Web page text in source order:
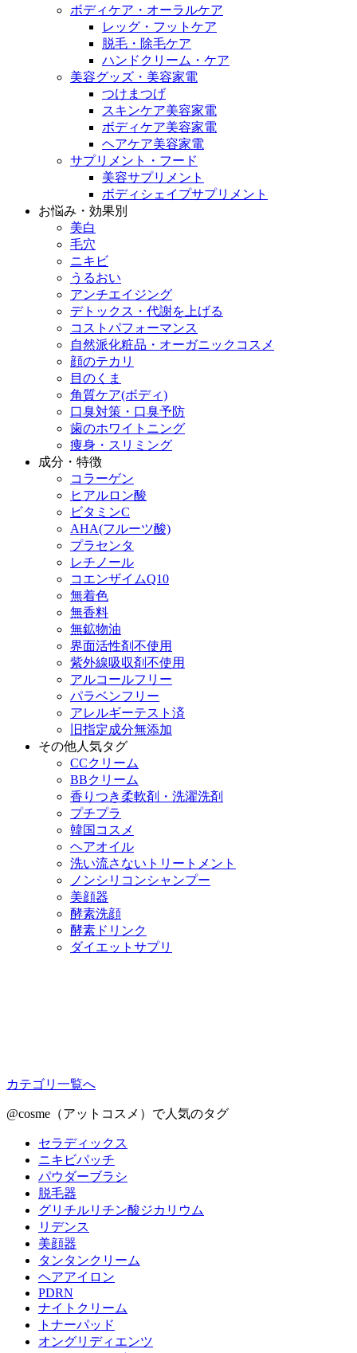
ボディケア・オーラルケア
レッグ・フットケア
脱毛・除毛ケア
ハンドクリーム・ケア
美容グッズ・美容家電
つけまつげ
スキンケア美容家電
ボディケア美容家電
ヘアケア美容家電
サプリメント・フード
美容サプリメント
ボディシェイプサプリメント
お悩み・効果別
美白
毛穴
ニキビ
うるおい
アンチエイジング
デトックス・代謝を上げる
コストパフォーマンス
自然派化粧品・オーガニックコスメ
顔のテカリ
目のくま
角質ケア(ボディ)
口臭対策・口臭予防
歯のホワイトニング
痩身・スリミング
成分・特徴
コラーゲン
ヒアルロン酸
ビタミンC
AHA(フルーツ酸)
プラセンタ
レチノール
コエンザイムQ10
無着色
無香料
無鉱物油
界面活性剤不使用
紫外線吸収剤不使用
アルコールフリー
パラベンフリー
アレルギーテスト済
旧指定成分無添加
その他人気タグ
CCクリーム
BBクリーム
香りつき柔軟剤・洗濯洗剤
プチプラ
韓国コスメ
ヘアオイル
洗い流さないトリートメント
ノンシリコンシャンプー
美顔器
酵素洗顔
酵素ドリンク
ダイエットサプリ
カテゴリ一覧へ
@cosme（アットコスメ）で人気のタグ
セラディックス
ニキビパッチ
パウダーブラシ
脱毛器
グリチルリチン酸ジカリウム
リデンス
美顔器
タンタンクリーム
ヘアアイロン
PDRN
ナイトクリーム
トナーパッド
オングリディエンツ